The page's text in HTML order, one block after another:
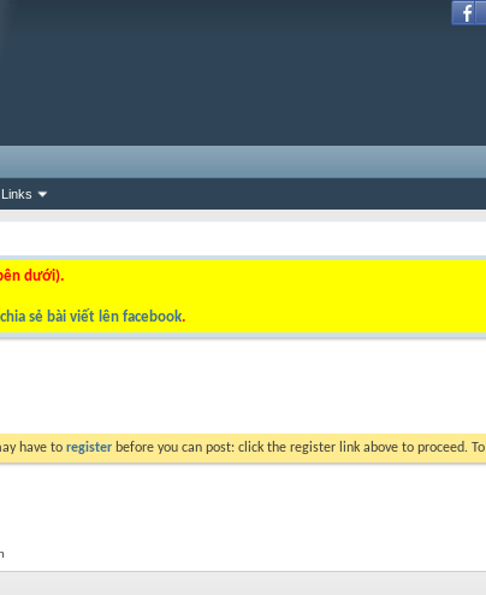
dưới).
sẻ bài viết lên facebook.
have to register before you can post: click the register link above to proceed.